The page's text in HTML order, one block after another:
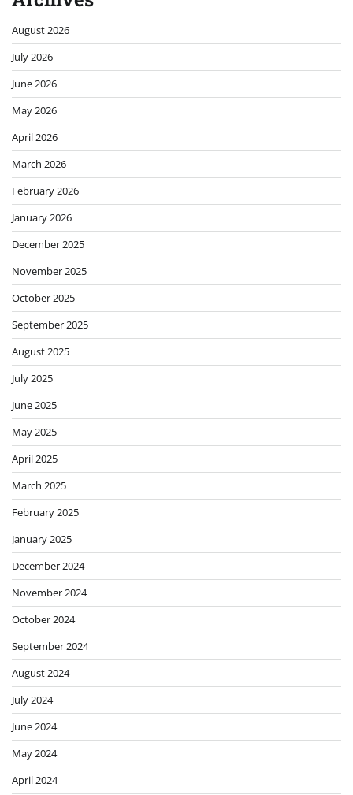
August 2026
July 2026
June 2026
May 2026
April 2026
March 2026
February 2026
January 2026
December 2025
November 2025
October 2025
September 2025
August 2025
July 2025
June 2025
May 2025
April 2025
March 2025
February 2025
January 2025
December 2024
November 2024
October 2024
September 2024
August 2024
July 2024
June 2024
May 2024
April 2024